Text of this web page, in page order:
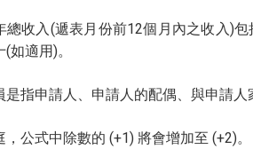
總收入(遞表月份前12個月內之收入)
如適用)。
是指申請人、申請人的配偶、與申請
，公式中除數的 (+1) 將會增加至 (+2)。